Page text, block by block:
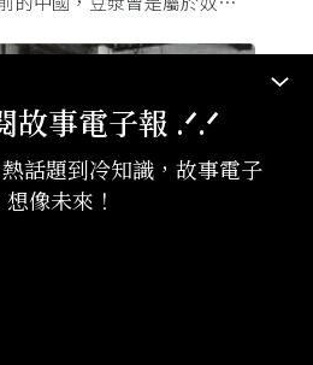
故事電子報 .ᐟ‪‪.ᐟ
話題到冷知識，故事電子
像未來！